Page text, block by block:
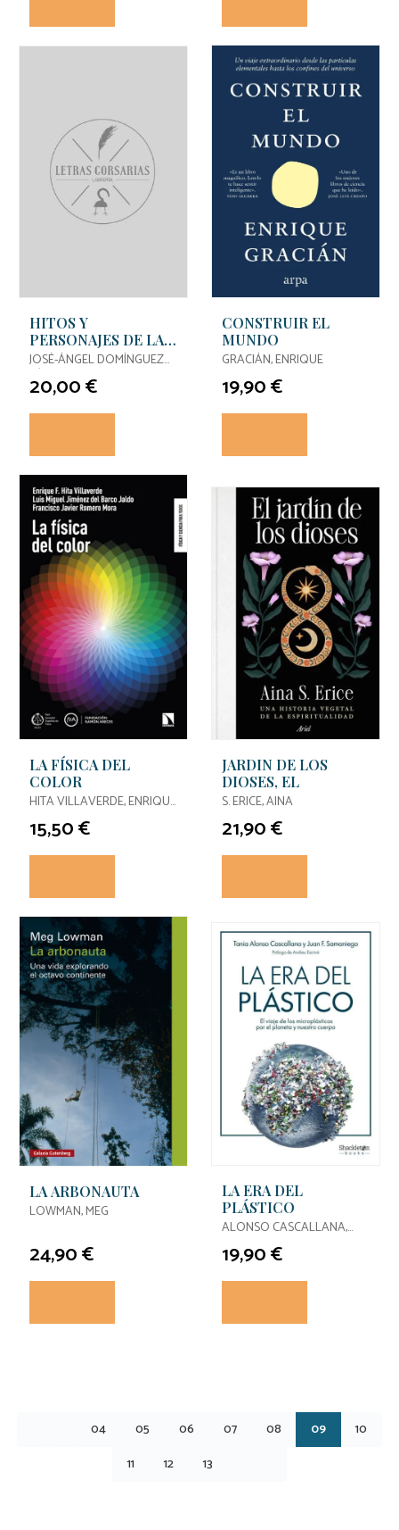
HITOS Y
PERSONAJES DE LA
HISTORIA DE LAS
MATEMÁTICAS EN
LA UNIVERSIDAD DE
JOSÉ-ÁNGEL DOMÍNGUEZ
PÉREZ
20,00 €
CONSTRUIR EL
MUNDO
GRACIÁN, ENRIQUE
19,90 €
LA FÍSICA DEL
COLOR
HITA VILLAVERDE, ENRIQUE
F. / JIMENEZ DEL BARCO
JALDO, LUIS MI
15,50 €
JARDIN DE LOS
DIOSES, EL
S. ERICE, AINA
21,90 €
LA ARBONAUTA
LOWMAN, MEG
24,90 €
LA ERA DEL
PLÁSTICO
ALONSO CASCALLANA,
TANIA / F. SAMANIEGO,
JUAN
19,90 €
04 05 06 07 08 09
10
11
12 13